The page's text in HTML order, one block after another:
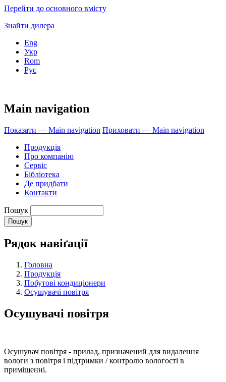
Перейти до основного вмісту
Знайти дилера
Eng
Укр
Rom
Рус
Main navigation
Показати — Main navigation Приховати — Main navigation
Продукція
Про компанію
Сервіс
Бібліотека
Де придбати
Контакти
Пошук
Рядок навіґації
Головна
Продукція
Побутові кондиціонери
Осушувачі повітря
Осушувачі повітря
Осушувач повітря - прилад, призначений для видалення
вологи з повітря і підтримки / контролю вологості в
приміщенні.